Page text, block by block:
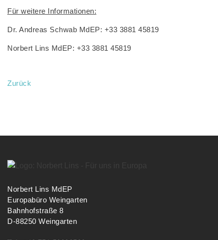
Für weitere Informationen:
Dr. Andreas Schwab MdEP: +33 3881 45819
Norbert Lins MdEP: +33 3881 45819
Zurück
Norbert Lins MdEP
Europabüro Weingarten
Bahnhofstraße 8
D-88250 Weingarten